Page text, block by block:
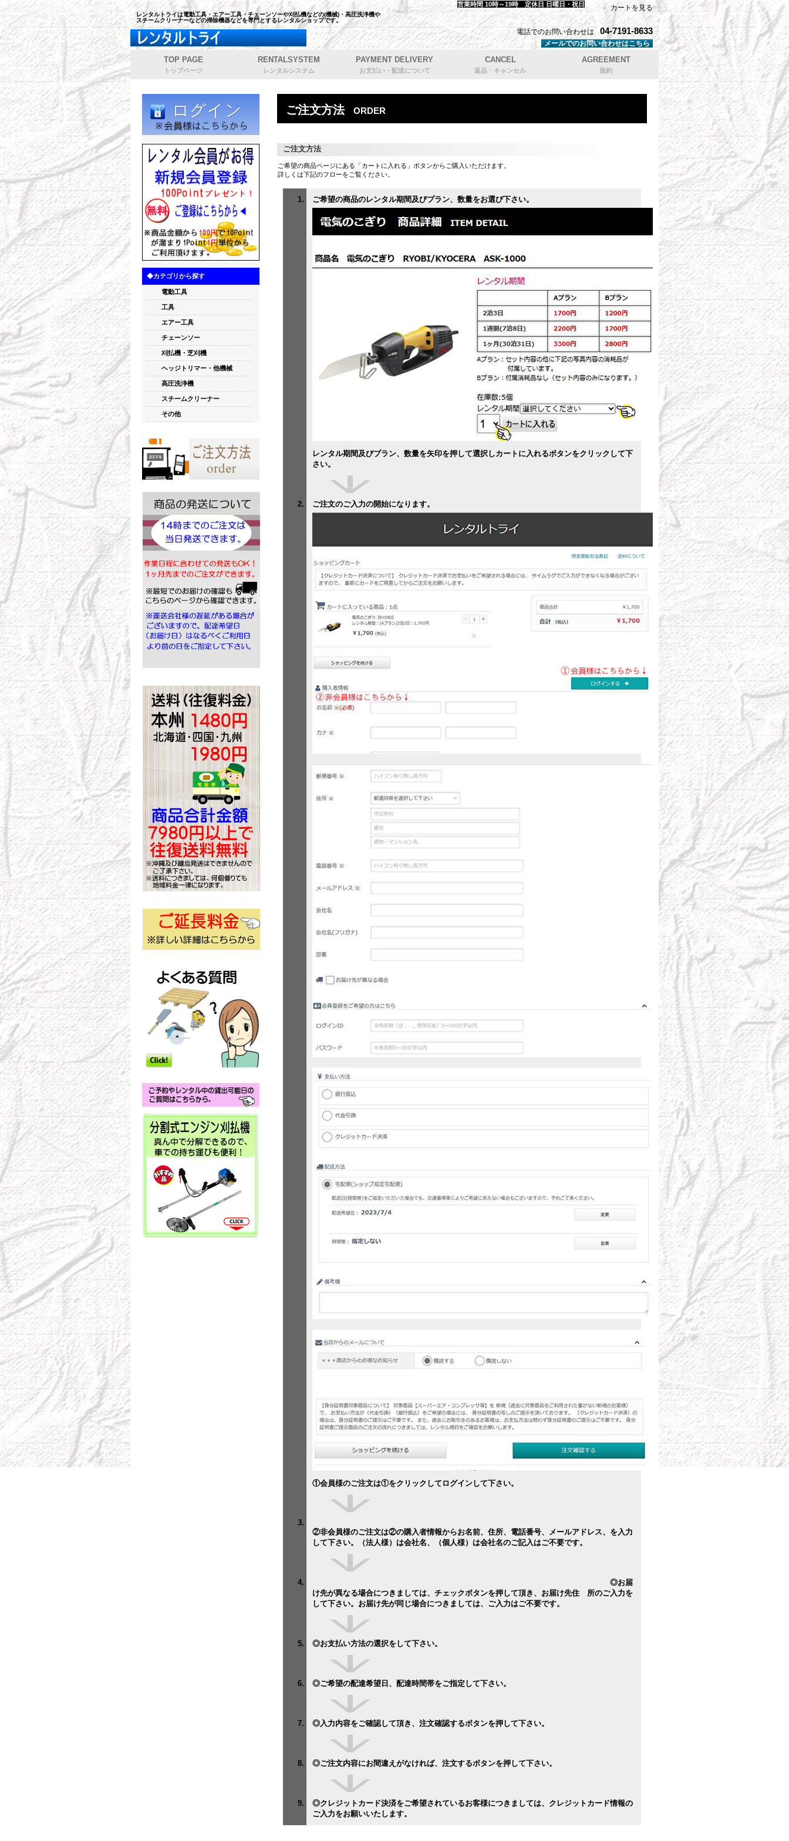
レンタルトライは電動工具・エアー工具・チェーンソーや刈払機などの(機械)・高圧洗浄機や
スチームクリーナーなどの掃除機器などを専門とするレンタルショップです。
電話でのお問い合わせは 04-7191-8633
メールでのお問い合わせはこちら
カートを見る
営業時間 10時～19時 定休日 日曜日・祝日
ご注文方法 ORDER
ご注文方法
ご希望の商品ページにある「カートに入れる」ボタンからご購入いただけます。
詳しくは下記のフローをご覧ください。
ご希望の商品のレンタル期間及びプラン、数量をお選び下さい。
レンタル期間及びプラン、数量を矢印を押して選択しカートに入れるボタンをクリックして下
さい。
ご注文のご入力の開始になります。
①会員様のご注文は①をクリックしてログインして下さい。
②非会員様のご注文は②の購入者情報からお名前、住所、電話番号、メールアドレス、を入力
して下さい。（法人様）は会社名、（個人様）は会社名のご記入はご不要です。
◎お届
け先が異なる場合につきましては、チェックボタンを押して頂き、お届け先住 所のご入力を
して下さい。お届け先が同じ場合につきましては、ご入力はご不要です。
◎お支払い方法の選択をして下さい。
◎ご希望の配達希望日、配達時間帯をご指定して下さい。
◎入力内容をご確認して頂き、注文確認するボタンを押して下さい。
◎ご注文内容にお間違えがなければ、注文するボタンを押して下さい。
◎クレジットカード決済をご希望されているお客様につきましては、クレジットカード情報の
ご入力をお願いいたします。
TOP PAGE
トップページ
RENTALSYSTEM
レンタルシステム
PAYMENT DELIVERY
お支払い・配送について
CANCEL
返品・キャンセル
AGREEMENT
規約
◆カテゴリから探す
電動工具
工具
エアー工具
チェーンソー
刈払機・芝刈機
ヘッジトリマー・他機械
高圧洗浄機
スチームクリーナー
その他